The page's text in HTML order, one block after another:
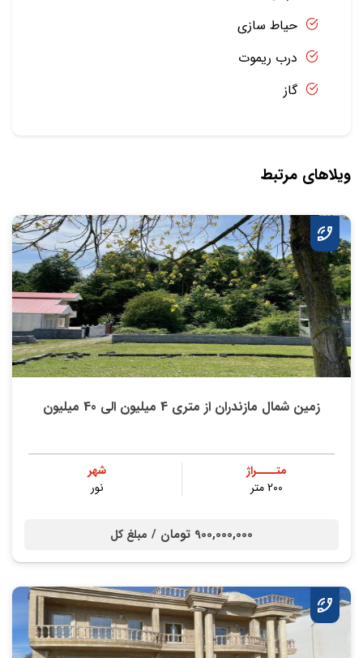
حیاط سازی
درب ریموت
گاز
ویلاهای مرتبط
زمین شمال مازندران از متری 4 میلیون الی 40 میلیون
متــــراژ
200 متر
شهر
نور
900,000,000 تومان / مبلغ کل